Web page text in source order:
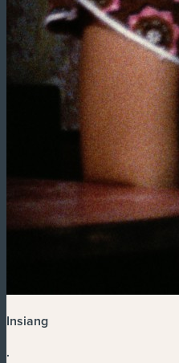
Insiang
.